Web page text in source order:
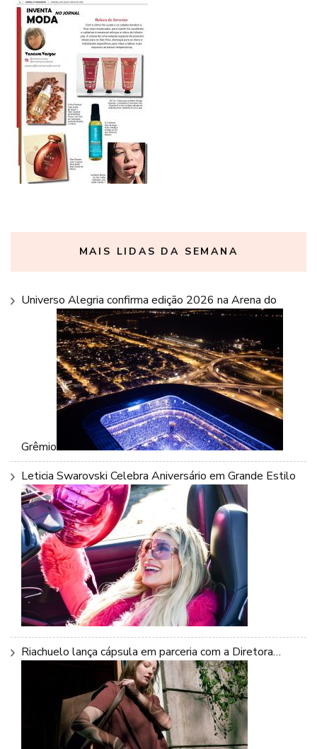
MAIS LIDAS DA SEMANA
Universo Alegria confirma edição 2026 na Arena do
Grêmio
Leticia Swarovski Celebra Aniversário em Grande Estilo
Riachuelo lança cápsula em parceria com a Diretora…